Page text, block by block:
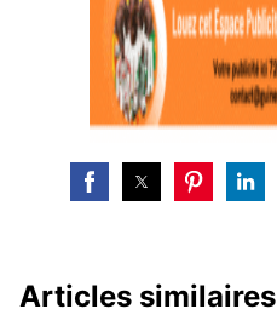
Articles similaires